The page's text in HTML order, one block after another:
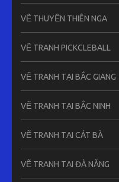
VẼ THUYỀN THIÊN NGA
VẼ TRANH PICKCLEBALL
VẼ TRANH TẠI BẮC GIANG
VẼ TRANH TẠI BẮC NINH
VẼ TRANH TẠI CÁT BÀ
VẼ TRANH TẠI ĐÀ NẴNG